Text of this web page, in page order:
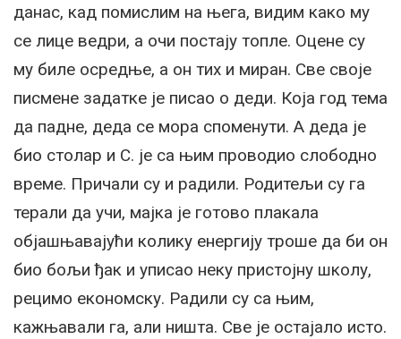
данас, кад помислим на њега, видим како му
се лице ведри, а очи постају топле. Оцене су
му биле осредње, а он тих и миран. Све своје
писмене задатке је писао о деди. Која год тема
да падне, деда се мора споменути. А деда је
био столар и С. је са њим проводио слободно
време. Причали су и радили. Родитељи су га
терали да учи, мајка је готово плакала
објашњавајући колику енергију троше да би он
био бољи ђак и уписао неку пристојну школу,
рецимо економску. Радили су са њим,
кажњавали га, али ништа. Све је остајало исто.